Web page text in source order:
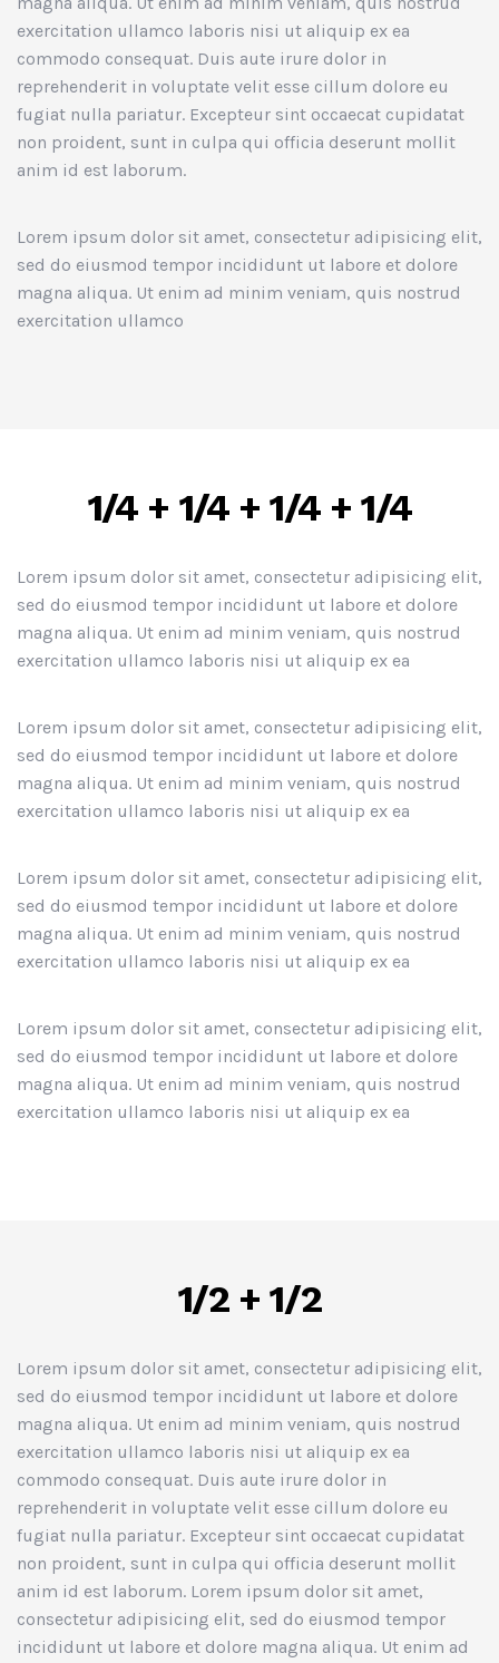
exercitation ullamco laboris nisi ut aliquip ex ea
commodo consequat. Duis aute irure dolor in
reprehenderit in voluptate velit esse cillum dolore eu
fugiat nulla pariatur. Excepteur sint occaecat cupidatat
non proident, sunt in culpa qui officia deserunt mollit
anim id est laborum.
Lorem ipsum dolor sit amet, consectetur adipisicing elit,
sed do eiusmod tempor incididunt ut labore et dolore
magna aliqua. Ut enim ad minim veniam, quis nostrud
exercitation ullamco
1/4 + 1/4 + 1/4 + 1/4
Lorem ipsum dolor sit amet, consectetur adipisicing elit,
sed do eiusmod tempor incididunt ut labore et dolore
magna aliqua. Ut enim ad minim veniam, quis nostrud
exercitation ullamco laboris nisi ut aliquip ex ea
Lorem ipsum dolor sit amet, consectetur adipisicing elit,
sed do eiusmod tempor incididunt ut labore et dolore
magna aliqua. Ut enim ad minim veniam, quis nostrud
exercitation ullamco laboris nisi ut aliquip ex ea
Lorem ipsum dolor sit amet, consectetur adipisicing elit,
sed do eiusmod tempor incididunt ut labore et dolore
magna aliqua. Ut enim ad minim veniam, quis nostrud
exercitation ullamco laboris nisi ut aliquip ex ea
Lorem ipsum dolor sit amet, consectetur adipisicing elit,
sed do eiusmod tempor incididunt ut labore et dolore
magna aliqua. Ut enim ad minim veniam, quis nostrud
exercitation ullamco laboris nisi ut aliquip ex ea
1/2 + 1/2
Lorem ipsum dolor sit amet, consectetur adipisicing elit,
sed do eiusmod tempor incididunt ut labore et dolore
magna aliqua. Ut enim ad minim veniam, quis nostrud
exercitation ullamco laboris nisi ut aliquip ex ea
commodo consequat. Duis aute irure dolor in
reprehenderit in voluptate velit esse cillum dolore eu
fugiat nulla pariatur. Excepteur sint occaecat cupidatat
non proident, sunt in culpa qui officia deserunt mollit
anim id est laborum. Lorem ipsum dolor sit amet,
consectetur adipisicing elit, sed do eiusmod tempor
incididunt ut labore et dolore magna aliqua. Ut enim ad